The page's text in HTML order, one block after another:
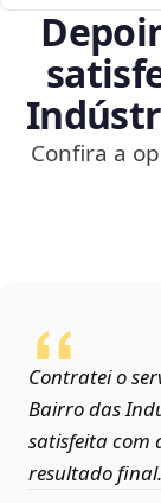
Confira a
Contratei o
Bairro das
satisfeita com
resultado final.